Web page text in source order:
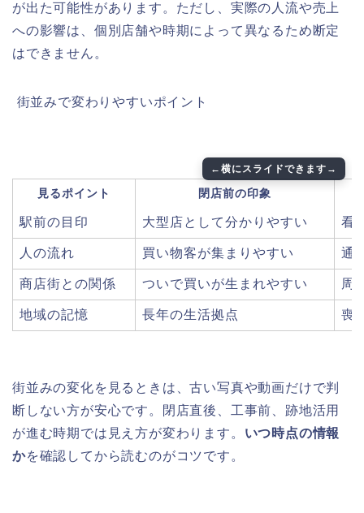
が出た可能性があります。ただし、実際の人流や売上
への影響は、個別店舗や時期によって異なるため断定
はできません。
️ 街並みで変わりやすいポイント
見るポイント 閉店前の印象
駅前の目印 大型店として分かりやすい 看
人の流れ 買い物客が集まりやすい 通
商店街との関係 ついで買いが生まれやすい 周
地域の記憶 長年の生活拠点 喪
街並みの変化を見るときは、古い写真や動画だけで判
断しない方が安心です。閉店直後、工事前、跡地活用
が進む時期では見え方が変わります。 いつ時点の情報
かを確認してから読むのがコツです。